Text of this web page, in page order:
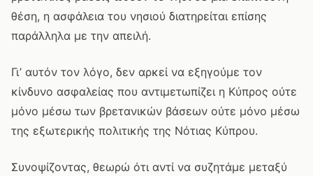
θέση, η ασφάλεια του νησιού διατηρείται επίσης
παράλληλα με την απειλή.
Γι’ αυτόν τον λόγο, δεν αρκεί να εξηγούμε τον
κίνδυνο ασφαλείας που αντιμετωπίζει η Κύπρος ούτε
μόνο μέσω των βρετανικών βάσεων ούτε μόνο μέσω
της εξωτερικής πολιτικής της Νότιας Κύπρου.
Συνοψίζοντας, θεωρώ ότι αντί να συζητάμε μεταξύ